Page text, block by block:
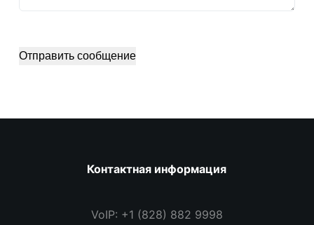
Отправить сообщение
Контактная информация
VoIP: +1 (828) 882 9998